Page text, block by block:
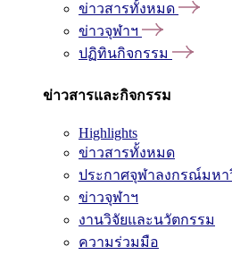
ข่าวสารทั้งหมด
ข่าวจุฬาฯ
ปฏิทินกิจกรรม
ข่าวสารและกิจกรรม
Highlights
ข่าวสารทั้งหมด
ประกาศจุฬาลงกรณ์มหา
ข่าวจุฬาฯ
งานวิจัยและนวัตกรรม
ความร่วมมือ